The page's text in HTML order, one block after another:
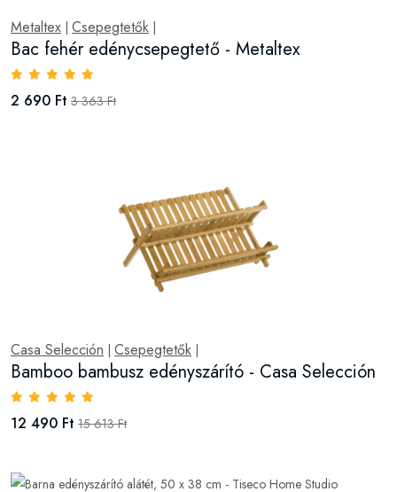
Metaltex | Csepegtetők |
Bac fehér edénycsepegtető - Metaltex
2 690 Ft 3 363 Ft
Casa Selección | Csepegtetők |
Bamboo bambusz edényszárító - Casa Selección
12 490 Ft 15 613 Ft